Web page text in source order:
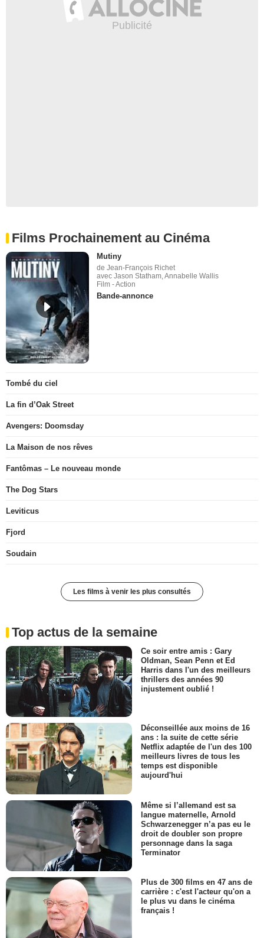
Films Prochainement au Cinéma
Mutiny
de Jean-François Richet
avec Jason Statham, Annabelle Wallis
Film - Action
Bande-annonce
Tombé du ciel
La fin d’Oak Street
Avengers: Doomsday
La Maison de nos rêves
Fantômas – Le nouveau monde
The Dog Stars
Leviticus
Fjord
Soudain
Les films à venir les plus consultés
Top actus de la semaine
Ce soir entre amis : Gary
Oldman, Sean Penn et Ed
Harris dans l'un des meilleurs
thrillers des années 90
injustement oublié !
Déconseillée aux moins de 16
ans : la suite de cette série
Netflix adaptée de l'un des 100
meilleurs livres de tous les
temps est disponible
aujourd'hui
Même si l’allemand est sa
langue maternelle, Arnold
Schwarzenegger n’a pas eu le
droit de doubler son propre
personnage dans la saga
Terminator
Plus de 300 films en 47 ans de
carrière : c'est l'acteur qu'on a
le plus vu dans le cinéma
français !